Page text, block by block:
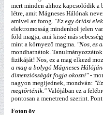
mert minden ahhoz kapcsolódik a
létre, amit Mágneses Hálónak
amivel az forog. "Ez egy óriási
elektromosság mindenhol jelen
föld magja, ami kissé más
mint a környező magma. "Nos, ez
mondhatnátok.
fizikáját! Nos, ez a mag elkezd
a mag a bolygó Mágneses
dimenziósságát fogja okozni"-
nagyon megijednek, mondván:
megtörténik."Valójában ez a
pontosan a menetrend szerint.
Foton öv